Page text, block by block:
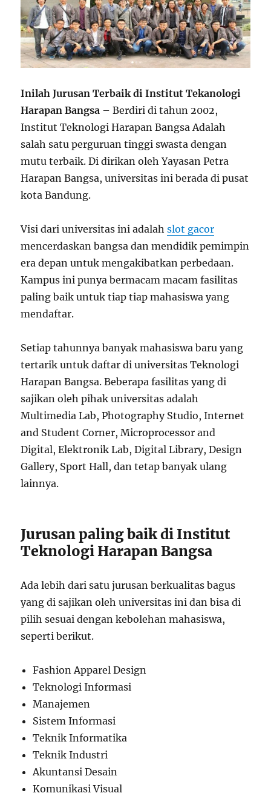
Inilah Jurusan Terbaik di Institut Tekanologi
Harapan Bangsa – Berdiri di tahun 2002,
Institut Teknologi Harapan Bangsa Adalah
salah satu perguruan tinggi swasta dengan
mutu terbaik. Di dirikan oleh Yayasan Petra
Harapan Bangsa, universitas ini berada di pusat
kota Bandung.
Visi dari universitas ini adalahslot gacor
mencerdaskan bangsa dan mendidik pemimpin
era depan untuk mengakibatkan perbedaan.
Kampus ini punya bermacam macam fasilitas
paling baik untuk tiap tiap mahasiswa yang
mendaftar.
Setiap tahunnya banyak mahasiswa baru yang
tertarik untuk daftar di universitas Teknologi
Harapan Bangsa. Beberapa fasilitas yang di
sajikan oleh pihak universitas adalah
Multimedia Lab, Photography Studio, Internet
and Student Corner, Microprocessor and
Digital, Elektronik Lab, Digital Library, Design
Gallery, Sport Hall, dan tetap banyak ulang
lainnya.
Jurusan paling baik di Institut
Teknologi Harapan Bangsa
Ada lebih dari satu jurusan berkualitas bagus
yang di sajikan oleh universitas ini dan bisa di
pilih sesuai dengan kebolehan mahasiswa,
seperti berikut.
Fashion Apparel Design
Teknologi Informasi
Manajemen
Sistem Informasi
Teknik Informatika
Teknik Industri
Akuntansi Desain
Komunikasi Visual